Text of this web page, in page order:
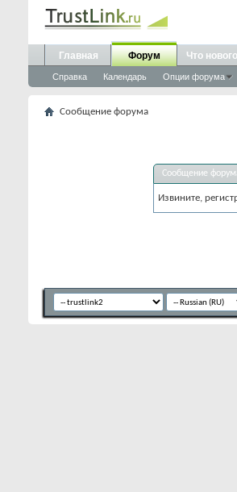
Главная Форум
Справка Календарь Опции форума
Что
Сообщение форума
Сообщение
Извините,